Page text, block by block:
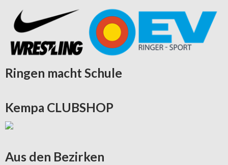
Ringen macht Schule
Kempa CLUBSHOP
Aus den Bezirken